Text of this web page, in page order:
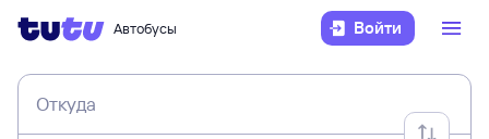
Автобусы Войти
Откуда